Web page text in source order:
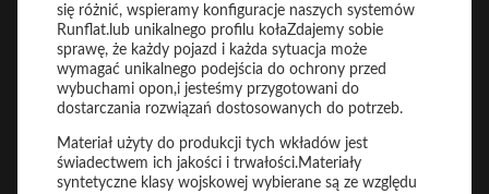
się różnić, wspieramy konfiguracje naszych systemów
Runflat.lub unikalnego profilu kołaZdajemy sobie
sprawę, że każdy pojazd i każda sytuacja może
wymagać unikalnego podejścia do ochrony przed
wybuchami opon,i jesteśmy przygotowani do
dostarczania rozwiązań dostosowanych do potrzeb.
Materiał użyty do produkcji tych wkładów jest
świadectwem ich jakości i trwałości.Materiały
syntetyczne klasy wojskowej wybierane są ze względu